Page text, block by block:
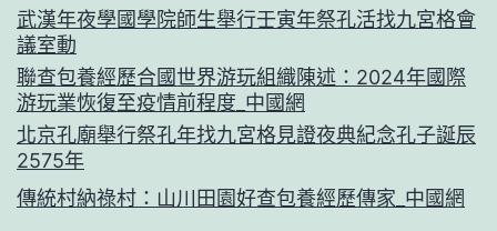
武漢年夜學國學院師生舉行壬寅年祭孔活找九宮格會
議室動
聯查包養經歷合國世界游玩組織陳述：2024年國際
游玩業恢復至疫情前程度_中國網
北京孔廟舉行祭孔年找九宮格見證夜典紀念孔子誕辰
2575年
傳統村納祿村：山川田園好查包養經歷傳家_中國網